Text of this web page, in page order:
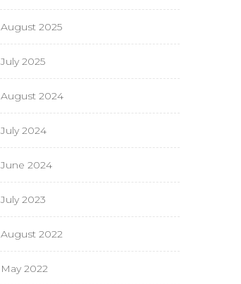
August 2025
July 2025
August 2024
July 2024
June 2024
July 2023
August 2022
May 2022